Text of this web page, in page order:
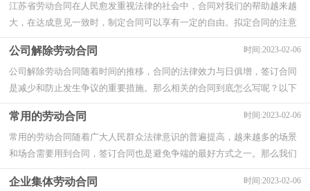
江苏省劳动合同在人民愈发重视法律的社会中，合同对我们的帮助越来越
大，在达成意见一致时，制定合同可以享有一定的自由。拟定合同的注意
公司解除劳动合同 时间:2023-02-06
公司解除劳动合同随着时间的推移，合同的法律效力与日俱增，签订合同
是减少和防止发生争议的重要措施。那么相关的合同到底怎么写呢？以下
常用的劳动合同 时间:2023-02-06
常用的劳动合同随着广大人民群众法律意识的普遍提高，越来越多的场景
和场合需要用到合同，签订合同也是避免争端的最好方式之一。那么我们
企业集体劳动合同 时间:2023-02-06